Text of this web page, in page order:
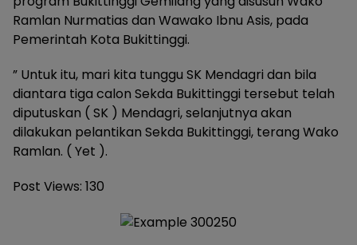
Ramlan Nurmatias dan Wawako Ibnu Asis, pada
Pemerintah Kota Bukittinggi.
” Untuk itu, mari kita tunggu SK Mendagri dan bila
diantara tiga calon Sekda Bukittinggi tersebut telah
diputuskan ( SK ) Mendagri, selanjutnya akan
dilakukan pelantikan Sekda Bukittinggi, terang Wako
Ramlan. ( Yet ).
Post Views: 130